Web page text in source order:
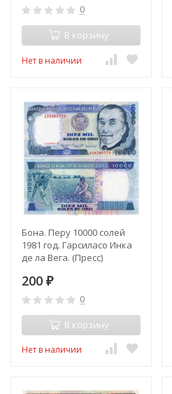
0
В корзину
Нет в наличии
Бона. Перу 10000 солей
1981 год. Гарсиласо Инка
де ла Вега. (Пресс)
200 ₽
0
В корзину
Нет в наличии